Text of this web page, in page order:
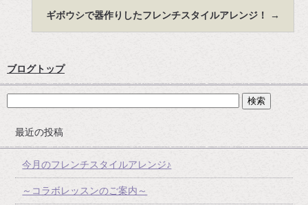
ギボウシで器作りしたフレンチスタイルアレンジ！ →
ブログトップ
最近の投稿
今月のフレンチスタイルアレンジ♪
～コラボレッスンのご案内～